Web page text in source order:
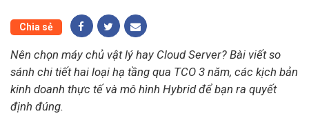
Chia sẻ
Nên chọn máy chủ vật lý hay Cloud Server? Bài viết so
sánh chi tiết hai loại hạ tầng qua TCO 3 năm, các kịch bản
kinh doanh thực tế và mô hình Hybrid để bạn ra quyết
định đúng.